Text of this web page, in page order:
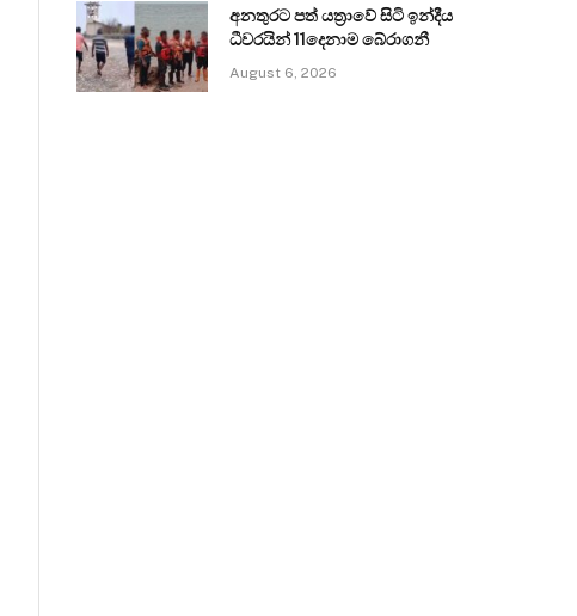
අනතුරට පත් යත්‍රාවේ සිටි ඉන්දීය
ධීවරයින් 11දෙනාම බේරාගනී
August 6, 2026